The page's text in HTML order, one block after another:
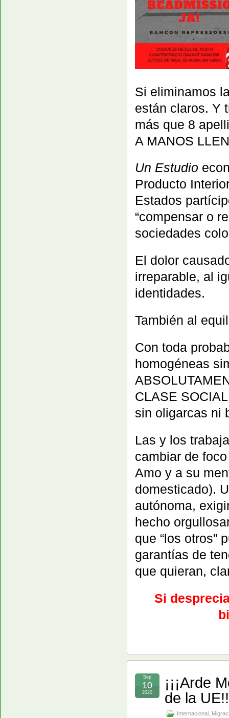
Si eliminamos
están claros. Y
más que 8
A MANOS
Un Estudio
Producto
Estados
“compensar o
sociedades
El dolor
irreparable, al
identidades.
También al
Con toda
homogéneas
CLASE
sin oligarcas ni
Las y los
cambiar de
Amo y a su
domesticado).
autónoma,
hecho
que “los otros”
garantías de
que quieran,
Si
¡¡¡Arde
de la
Internacional
Sep
10
2020